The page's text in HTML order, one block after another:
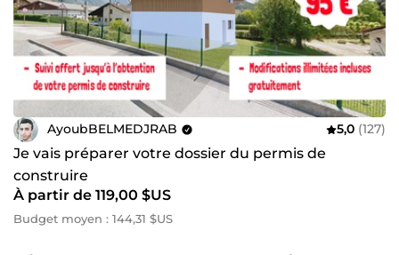
AyoubBELMEDJRAB 5,0 (127)
Je vais préparer votre dossier du permis de
construire
À partir de 119,00 $US
Budget moyen : 144,31 $US